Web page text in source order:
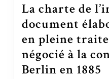
La charte de
document
en pleine
négocié à la
Berlin en 1885